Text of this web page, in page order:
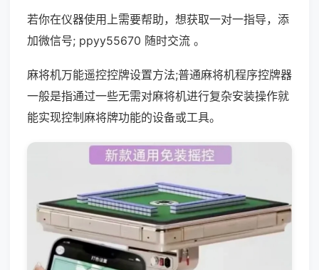
若你在仪器使用上需要帮助，想获取一对一指导，添
加微信号; ppyy55670 随时交流 。
麻将机万能遥控控牌设置方法;普通麻将机程序控牌器
一般是指通过一些无需对麻将机进行复杂安装操作就
能实现控制麻将牌功能的设备或工具。